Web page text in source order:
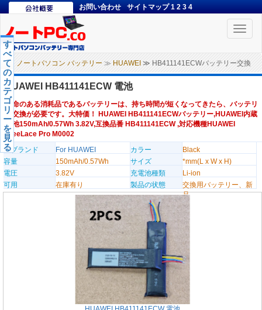
お問い合わせ サイトマップ 1 2 3 4
Toggle
ノートパソコン バッテリー ≫ HUAWEI ≫ HB411141ECWバッテリー交換
す
べ
て
の
カ
テ
ゴ
リ
ー
を
見
る
HUAWEI HB411141ECW 電池
寿命のある消耗品であるバッテリーは、持ち時間が短くなってきたら、バッテリ
ー交換が必要です。大特価！ HUAWEI HB411141ECWバッテリー,HUAWEI内蔵
電池150mAh/0.57Wh 3.82V,互換品番 HB411141ECW ,対応機種HUAWEI
FreeLace Pro M0002
のブランド
For HUAWEI カラー
Black
容量
150mAh/0.57Wh サイズ
*mm(L x W x H)
電圧
3.82V 充電池種類
Li-ion
可用
在庫有り 製品の状態
交換用バッテリー、新
品